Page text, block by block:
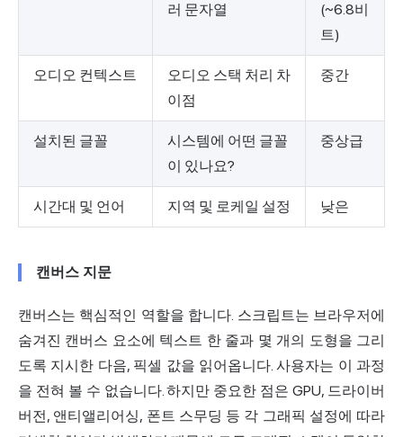
러 문자열
(~6.8비
트)
오디오 컨텍스트
오디오 스택 처리 차
이점
중간
설치된 글꼴
시스템에 어떤 글꼴
이 있나요?
중상급
시간대 및 언어 지역 및 로케일 설정 낮은
캔버스 지문
캔버스는 핵심적인 역할을 합니다. 스크립트는 브라우저에
숨겨진 캔버스 요소에 텍스트 한 줄과 몇 개의 도형을 그리
도록 지시한 다음, 픽셀 값을 읽어옵니다. 사용자는 이 과정
을 전혀 볼 수 없습니다. 하지만 중요한 점은 GPU, 드라이버
버전, 앤티앨리어싱, 폰트 스무딩 등 각 그래픽 설정에 따라